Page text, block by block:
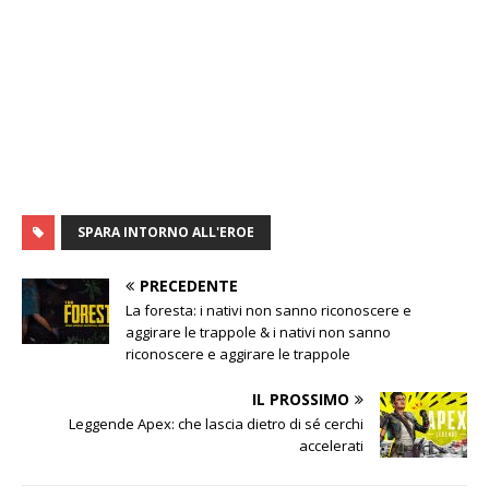
SPARA INTORNO ALL'EROE
PRECEDENTE
La foresta: i nativi non sanno riconoscere e
aggirare le trappole & i nativi non sanno
riconoscere e aggirare le trappole
IL PROSSIMO
Leggende Apex: che lascia dietro di sé cerchi
accelerati